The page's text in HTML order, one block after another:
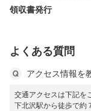
領収書発行
よくある質問
アクセス情報を
交通アクセスは下記を
下北沢駅から徒歩で約